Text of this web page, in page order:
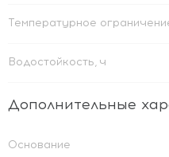
Температурное
Водостойкость, ч
Дополнительные
Основание